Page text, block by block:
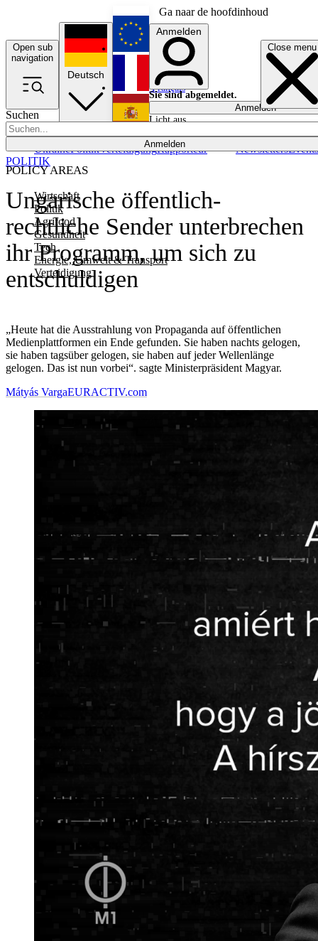
Ga naar de hoofdinhoud
Open sub
navigation
Close menu
Suchen
Anmelden
POLICY AREAS
Wirtschaft
Politik
Agrifood
Gesundheit
Tech
Energie, Umwelt & Transport
Verteidigung
UkrainePolitikVerteidigungRapporteur NewslettersEvents
Deutsch
English
Français
Anmelden
Sie sind abgemeldet.
Anmelden
Licht aus
Ungarische öffentlich-
rechtliche Sender unterbrechen
ihr Programm, um sich zu
entschuldigen
„Heute hat die Ausstrahlung von Propaganda auf öffentlichen
Medienplattformen ein Ende gefunden. Sie haben nachts gelogen,
sie haben tagsüber gelogen, sie haben auf jeder Wellenlänge
gelogen. Das ist nun vorbei“. sagte Ministerpräsident Magyar.
POLITIK
Mátyás VargaEURACTIV.com